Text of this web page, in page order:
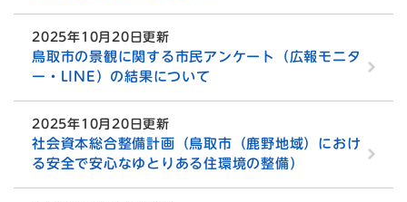
2025年10月20日更新
鳥取市の景観に関する市民アンケート（広報モニタ
ー・LINE）の結果について
2025年10月20日更新
社会資本総合整備計画（鳥取市（鹿野地域）におけ
る安全で安心なゆとりある住環境の整備）